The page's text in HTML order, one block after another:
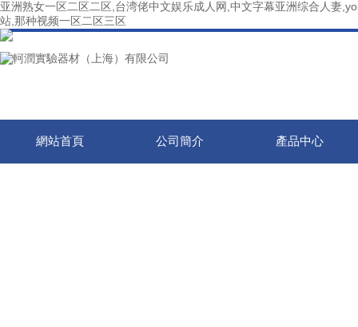
亚洲熟女一区二区二区,台湾佬中文娱乐成人网,中文字幕亚洲综合人妻
站,那种视频一区二区三区
網站首頁 公司簡介 產品中心